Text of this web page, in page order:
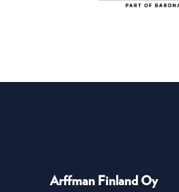
Arffman Finland Oy